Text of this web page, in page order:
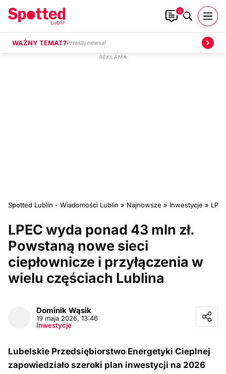
0
WAŻNY TEMAT?Prześlij newsa!
Spotted Lublin - Wiadomości Lublin » Najnowsze » Inwestycje »
LPEC wyda ponad 43 mln zł.
Powstaną nowe sieci
ciepłownicze i przyłączenia w
wielu częściach Lublina
Dominik Wąsik
19 maja 2026, 13:46
Inwestycje
Lubelskie Przedsiębiorstwo Energetyki Cieplnej
zapowiedziało szeroki plan inwestycji na 2026